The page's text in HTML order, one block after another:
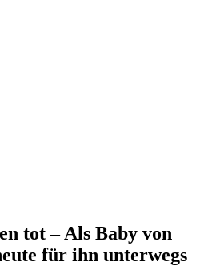
tot – Als Baby von
für ihn unterwegs